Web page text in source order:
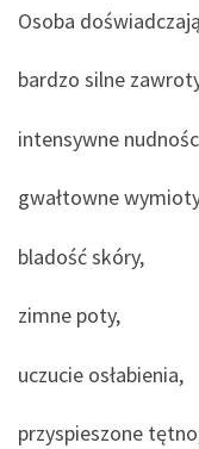
Osoba
bardzo silne
intensywne
gwałtowne
bladość skóry,
zimne poty,
uczucie osłabienia,
przyspieszone